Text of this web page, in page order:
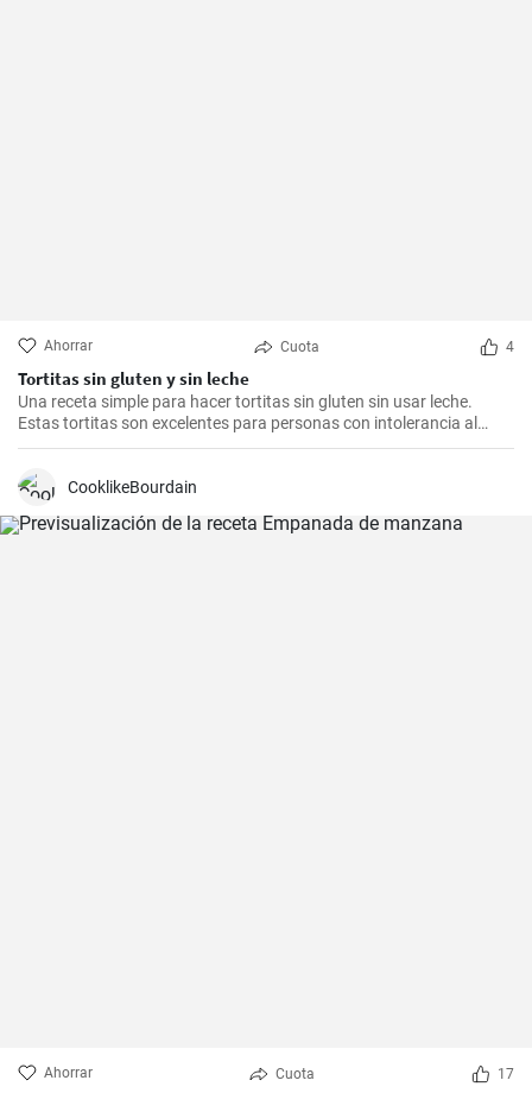
Ahorrar Cuota 4
Tortitas sin gluten y sin leche
Una receta simple para hacer tortitas sin gluten sin usar leche.
Estas tortitas son excelentes para personas con intolerancia al
gluten o la lactosa.
CooklikeBourdain
Ahorrar Cuota 17